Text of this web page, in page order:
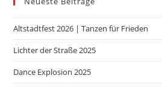
Altstadtfest 2026 | Tanzen für Frieden
Lichter der Straße 2025
Dance Explosion 2025